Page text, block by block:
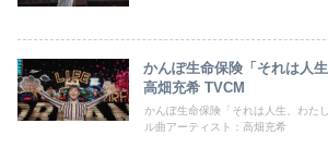
かんぽ生命保険「それは人
高畑充希 TVCM
かんぽ生命保険「それは人生、わた
ル曲アーティスト：高畑充希